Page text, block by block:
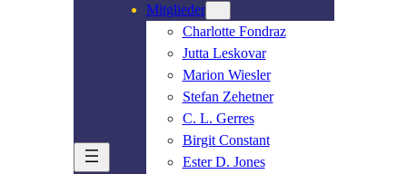
Mitglieder
Charlotte Fondraz
Jutta Leskovar
Marion Wiesler
Stefan Zehetner
C. L. Gerres
Birgit Constant
Ester D. Jones